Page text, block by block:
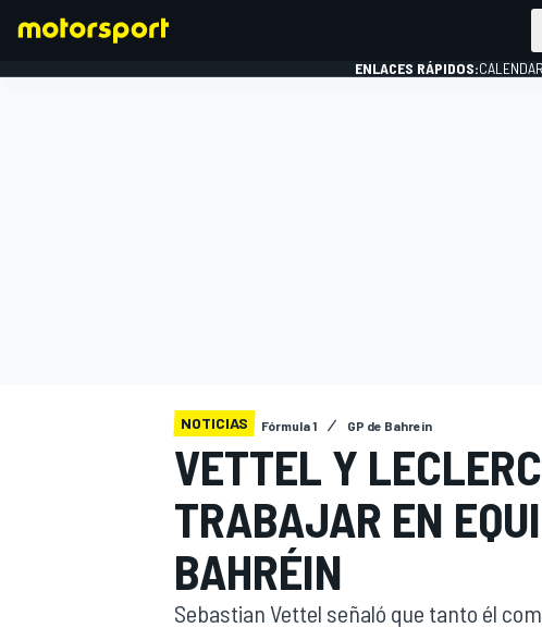
INDYCAR
ENLACES RÁPIDOS:
NOTICIAS Fórmula 1 GP de Bahrein
VETTEL Y
TRABAJAR EN
BAHRÉIN
Sebastian Vettel señaló que tanto él